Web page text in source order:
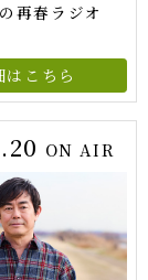
再春ラジオ
はこちら
ON AIR